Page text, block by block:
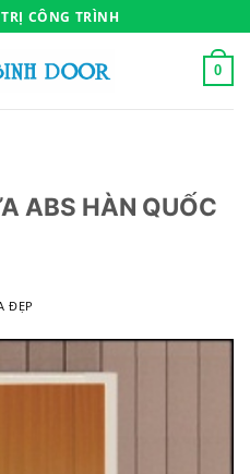
CÔNG TRÌNH
0
ABS HÀN QUỐC
ĐẸP